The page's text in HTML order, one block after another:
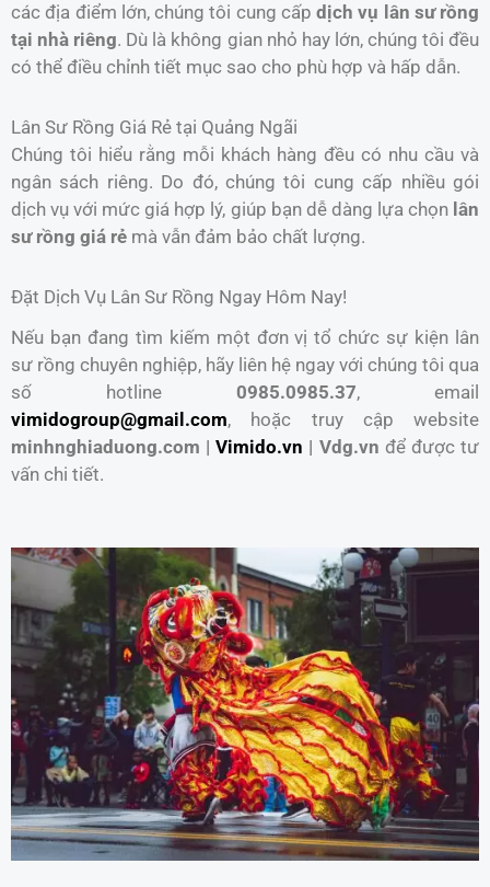
các địa điểm lớn, chúng tôi cung cấp dịch vụ lân sư rồng
tại nhà riêng. Dù là không gian nhỏ hay lớn, chúng tôi đều
có thể điều chỉnh tiết mục sao cho phù hợp và hấp dẫn.
Lân Sư Rồng Giá Rẻ tại Quảng Ngãi
Chúng tôi hiểu rằng mỗi khách hàng đều có nhu cầu và
ngân sách riêng. Do đó, chúng tôi cung cấp nhiều gói
dịch vụ với mức giá hợp lý, giúp bạn dễ dàng lựa chọn lân
sư rồng giá rẻ mà vẫn đảm bảo chất lượng.
Đặt Dịch Vụ Lân Sư Rồng Ngay Hôm Nay!
Nếu bạn đang tìm kiếm một đơn vị tổ chức sự kiện lân
sư rồng chuyên nghiệp, hãy liên hệ ngay với chúng tôi qua
số hotline 0985.0985.37, email
vimidogroup@gmail.com, hoặc truy cập website
minhnghiaduong.com |Vimido.vn | Vdg.vn để được tư
vấn chi tiết.